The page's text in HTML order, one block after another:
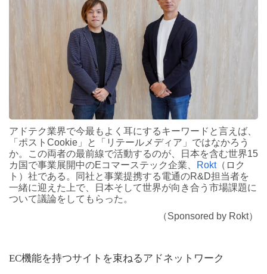
アドテク業界で今最もよく耳にするキーワードと言えば、
「ポストCookie」と「リテールメディア」ではなかろう
か。この両者の最前線で活動するのが、日本を含む世界15
カ国で事業展開中のEコマーステック企業、
Rokt（ロク
ト）社である。同社と事業提携する電通のR&D担当者を
一緒に迎えた上で、日本そして世界が向き合う市場課題に
ついて議論をしてもらった。
（Sponsored by Rokt）
EC機能を持つサイトを束ねるアドネットワーク